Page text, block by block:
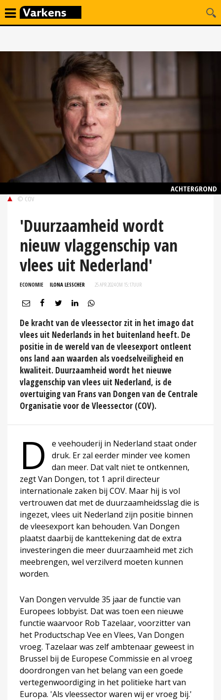
ACHTERGROND
© COV
'Duurzaamheid wordt
nieuw vlaggenschip van
vlees uit Nederland'
ECONOMIE ILONA LESSCHER 25 APR 2024 OM 15:17UUR
De kracht van de vleessector zit in het imago dat
vlees uit Nederlands in het buitenland heeft. De
positie in de wereld van de vleesexport ontleent
ons land aan waarden als voedselveiligheid en
kwaliteit. Duurzaamheid wordt het nieuwe
vlaggenschip van vlees uit Nederland, is de
overtuiging van Frans van Dongen van de Centrale
Organisatie voor de Vleessector (COV).
D
e veehouderij in Nederland staat onder
druk. Er zal eerder minder vee komen
dan meer. Dat valt niet te ontkennen,
zegt Van Dongen, tot 1 april directeur
internationale zaken bij COV. Maar hij is vol
vertrouwen dat met de duurzaamheidsslag die is
ingezet, vlees uit Nederland zijn positie binnen
de vleesexport kan behouden. Van Dongen
plaatst daarbij de kanttekening dat de extra
investeringen die meer duurzaamheid met zich
meebrengen, wel verzilverd moeten kunnen
worden.
Van Dongen vervulde 35 jaar de functie van
Europees lobbyist. Dat was toen een nieuwe
functie waarvoor Rob Tazelaar, voorzitter van
het Productschap Vee en Vlees, Van Dongen
vroeg. Tazelaar was zelf ambtenaar geweest in
Brussel bij de Europese Commissie en al vroeg
doordrongen van het belang van een goede
vertegenwoordiging in het politieke hart van
Europa. 'Als vleessector waren wij er vroeg bij.'